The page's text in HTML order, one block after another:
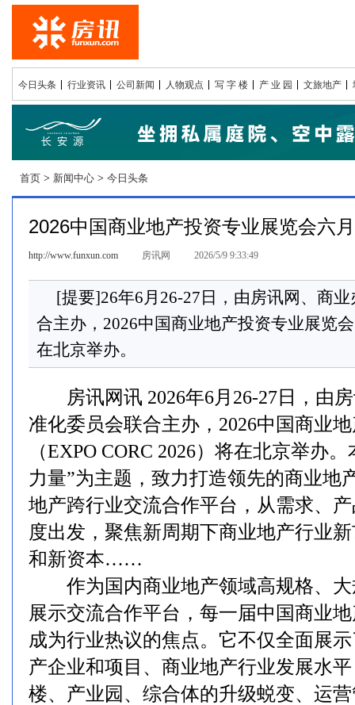
今日头条 行业资讯 公司新闻 人物观点 写 字 楼 产 业 园 文旅地产
首页 > 新闻中心 > 今日头条
2026中国商业地产投资专业展览会六
http://www.funxun.com 房讯网 2026/5/9 9:33:49
[提要]26年6月26-27日，由房讯网、商
合主办，2026中国商业地产投资专业展览
在北京举办。
房讯网讯 2026年6月26-27日，由
准化委员会联合主办，2026中国商业
（EXPO CORC 2026）将在北京举办
力量”为主题，致力打造领先的商业地
地产跨行业交流合作平台，从需求、
度出发，聚焦新周期下商业地产行业
和新资本……
作为国内商业地产领域高规格、大
展示交流合作平台，每一届中国商业
成为行业热议的焦点。它不仅全面展
产企业和项目、商业地产行业发展水
楼、产业园、综合体的升级蜕变、运